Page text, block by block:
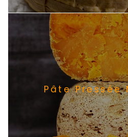
Pâte Pressée